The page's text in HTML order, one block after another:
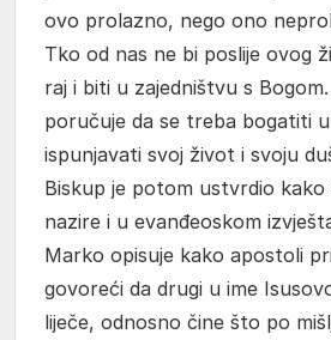
ovo prolazno, nego ono
Tko od nas ne bi poslije ovog
raj i biti u zajedništvu s
poručuje da se treba bogatiti
ispunjavati svoj život i svoju
Biskup je potom ustvrdio kako
nazire i u evanđeoskom
Marko opisuje kako apostoli
govoreći da drugi u ime
liječe, odnosno čine što po